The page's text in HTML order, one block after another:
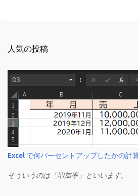
人気の投稿
Excel で何パーセントアップしたかの計
そういうのは「増加率」といいます。